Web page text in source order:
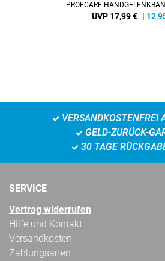
PROFCARE
UVP 17,99 € |
VERSANDKOSTENFREI
GELD-ZURÜCK-
30 TAGE
SERVICE
Vertrag widerrufen
Hilfe und Kontakt
Versandkosten
Zahlungsarten